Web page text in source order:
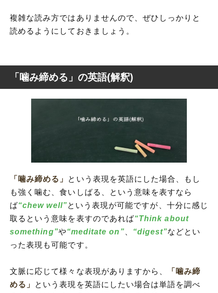
複雑な読み方ではありませんので、ぜひしっかりと
読めるようにしておきましょう。
「噛み締める」の英語(解釈)
「噛み締める」 という表現を英語にした場合、もし
も強く噛む、食いしばる、という意味を表すなら
ば“chew well”という表現が可能ですが、十分に感じ
取るという意味を表すのであれば“Think about
something”や“meditate on” “digest”などとい
った表現も可能です。
文脈に応じて様々な表現がありますから、
「噛み締
める」
という表現を英語にしたい場合は単語を調べ